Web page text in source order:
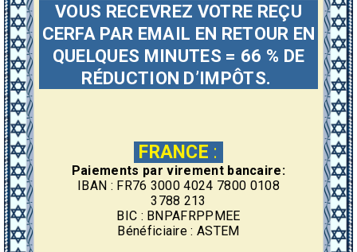
VOUS RECEVREZ VOTRE REÇU
CERFA PAR EMAIL EN RETOUR EN
QUELQUES MINUTES = 66 % DE
RÉDUCTION D’IMPÔTS.
FRANCE :
Paiements par virement bancaire:
IBAN : FR76 3000 4024 7800 0108
3788 213
BIC : BNPAFRPPMEE
Bénéficiaire : ASTEM